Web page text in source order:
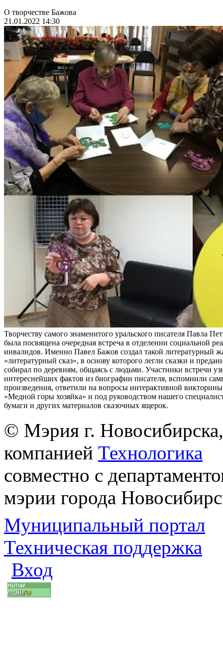
О творчестве Бажова
21.01.2022 14:30
Творчеству самого знаменитого уральского писателя Павла
была посвящена очередная встреча в отделении социальной
инвалидов. Именно Павел Бажов создал такой литературный
«литературный сказ», в основу которого легли сказки и
собирал по деревням, общаясь с людьми. Участники встречи
интереснейших фактов из биографии писателя, вспомнили
произведения, ответили на вопросы интерактивной викторины
«Медной горы хозяйка» и под руководством нашего
бумаги и других материалов сказочных ящерок.
© Мэрия г.
компанией Технологика
совместно с
мэрии города
Муниципальный портал
Техническая поддержка
Вход